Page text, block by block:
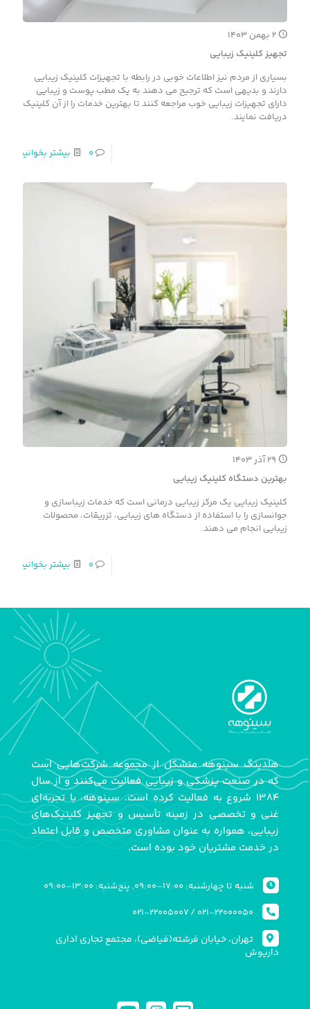
۲ بهمن ۱۴۰۳
تجهیز کلینیک زیبایی
بسیاری از مردم نیز اطلاعات خوبی در رابطه با تجهیزات کلینیک زیبایی
دارند و بدیهی است که ترجیح می دهند به یک مطب پوست و زیبایی
دارای تجهیزات زیبایی خوب مراجعه کنند تا بهترین خدمات را از آن کلینیک
دریافت نمایند.
۰ بیشتر بخوانید
۲۹ آذر ۱۴۰۳
بهترین دستگاه کلینیک زیبایی
کلینیک زیبایی یک مرکز زیبایی درمانی است که خدمات زیباسازی و
جوانسازی را با استفاده از دستگاه های زیبایی، تزریقات، محصولات
زیبایی انجام می دهند.
۰ بیشتر بخوانید
هلدینگ سینوهه متشکل از مجموعه شرکت‌هایی است
که در صنعت پزشکی و زیبایی فعالیت می‌کنند و از سال
۱۳۸۴ شروع به فعالیت کرده است. سینوهه، با تجربه‌ای
غنی و تخصصی در زمینه تأسیس و تجهیز کلینیک‌های
زیبایی، همواره به عنوان مشاوری متخصص و قابل اعتماد
در خدمت مشتریان خود بوده است.
شنبه تا چهارشنبه: ۱۷:۰۰–۰۹:۰۰, پنج‌شنبه: ۱۳:۰۰–۰۹:۰۰
۰۲۱-۲۲۰۰۰۰۵۰ /۰۲۱-۲۲۰۰۵۰۰۷
تهران، خیابان فرشته(فیاضی)، مجتمع تجاری اداری
داریوش